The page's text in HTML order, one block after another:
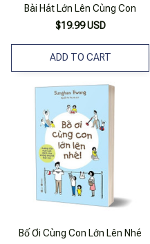
Bài Hát Lớn Lên Cùng Con
$19.99 USD
ADD TO CART
Bố Ơi Cùng Con Lớn Lên Nhé